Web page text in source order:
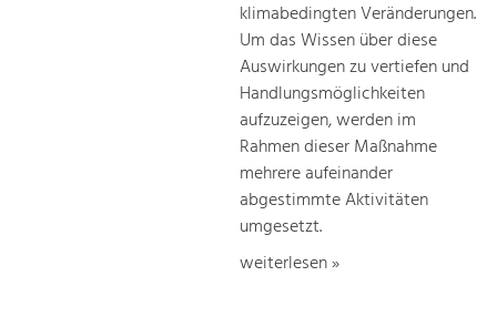
klimabedingten Veränderungen.
Um das Wissen über diese
Auswirkungen zu vertiefen und
Handlungsmöglichkeiten
aufzuzeigen, werden im
Rahmen dieser Maßnahme
mehrere aufeinander
abgestimmte Aktivitäten
umgesetzt.
weiterlesen »